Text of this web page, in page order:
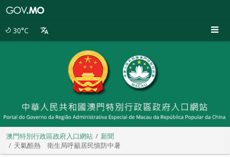
30°C
澳門特別行政區政府入口網站
新聞
天氣酷熱 衛生局呼籲居民慎防中暑